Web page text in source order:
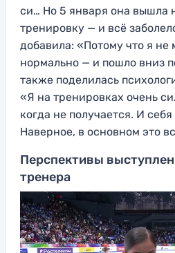
си… Но 5 января она вышла
тренировку — и всё
добавила: «Потому что я не
нормально — и пошло вниз
также поделилась
«Я на тренировках очень
когда не получается. И
Наверное, в основном это
Перспективы
тренера